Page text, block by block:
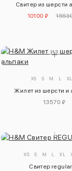
Свитер из шерсти
10100 ₽
XS S M L XL
Жилет из шерсти и
13570 ₽
XS S M L XL
Свитер